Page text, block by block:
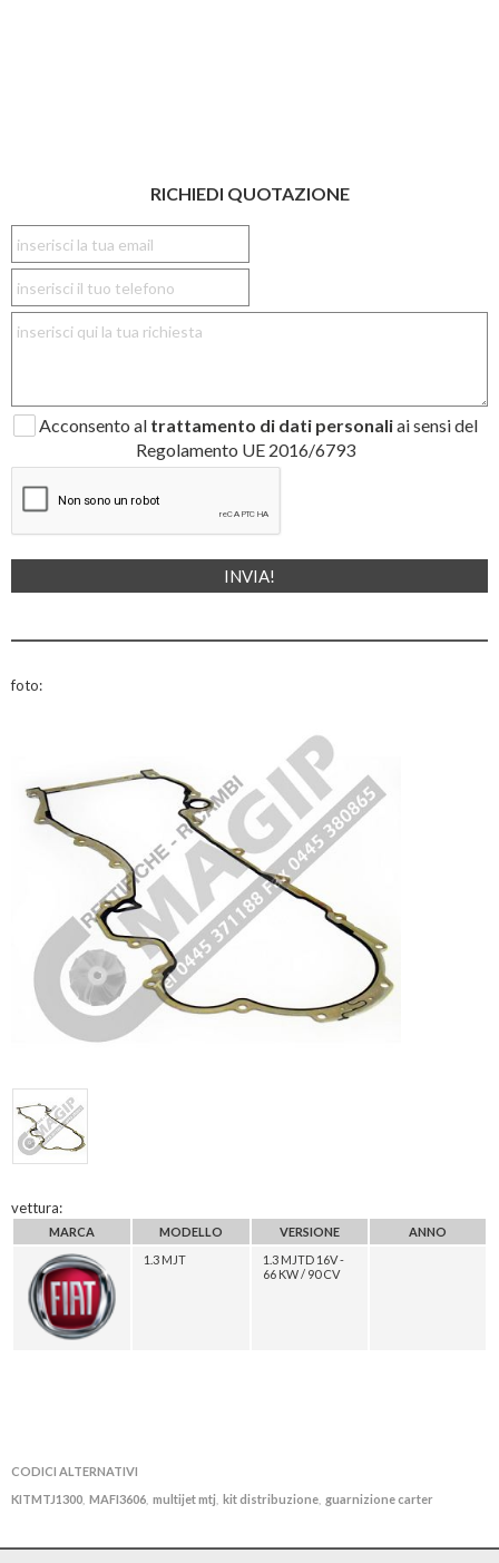
RICHIEDI QUOTAZIONE
Acconsento al trattamento di dati personaliai sensi del
Regolamento UE 2016/6793
foto:
vettura:
MARCA MODELLO VERSIONE
ANNO
1.3 MJT
1.3 MJTD 16V -
66 KW / 90 CV
CODICI ALTERNATIVI
KITMTJ1300 MAFI3606 multijet mtj kit distribuzione guarnizione carter